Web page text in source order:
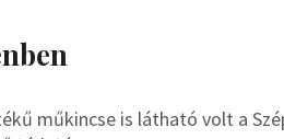
műkincse is látható volt a